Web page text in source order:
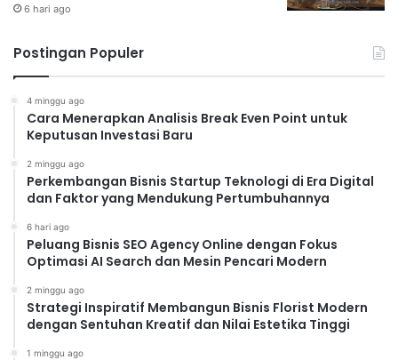
6 hari ago
Postingan Populer
4 minggu ago
Cara Menerapkan Analisis Break Even Point untuk
Keputusan Investasi Baru
2 minggu ago
Perkembangan Bisnis Startup Teknologi di Era Digital
dan Faktor yang Mendukung Pertumbuhannya
6 hari ago
Peluang Bisnis SEO Agency Online dengan Fokus
Optimasi AI Search dan Mesin Pencari Modern
2 minggu ago
Strategi Inspiratif Membangun Bisnis Florist Modern
dengan Sentuhan Kreatif dan Nilai Estetika Tinggi
1 minggu ago